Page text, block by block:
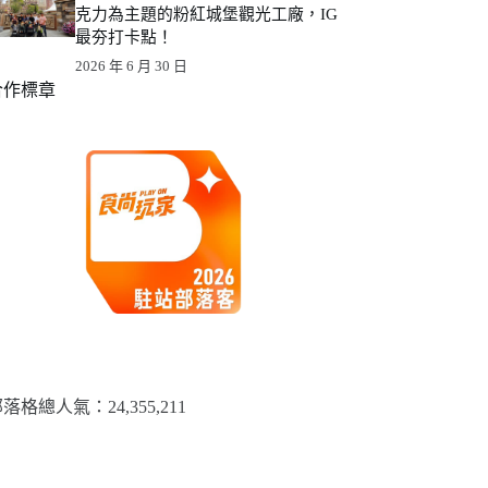
克力為主題的粉紅城堡觀光工廠，IG
最夯打卡點！
2026 年 6 月 30 日
作標章
格總人氣：​24,355,211